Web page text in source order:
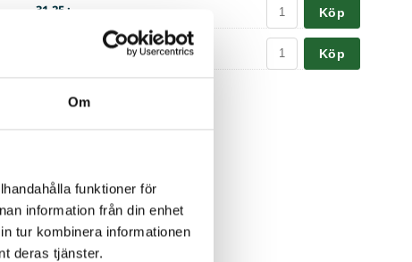
Om
funktioner för
information från din enhet
tur kombinera informationen
deras tjänster.
31,25 :- Köp
Köp